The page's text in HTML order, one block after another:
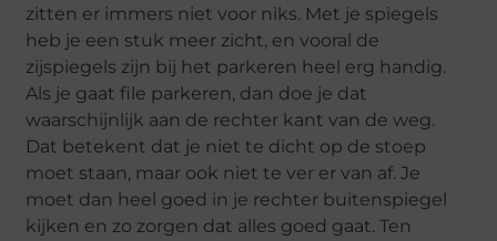
zitten er immers niet voor niks. Met je spiegels
heb je een stuk meer zicht, en vooral de
zijspiegels zijn bij het parkeren heel erg handig.
Als je gaat file parkeren, dan doe je dat
waarschijnlijk aan de rechter kant van de weg.
Dat betekent dat je niet te dicht op de stoep
moet staan, maar ook niet te ver er van af. Je
moet dan heel goed in je rechter buitenspiegel
kijken en zo zorgen dat alles goed gaat. Ten